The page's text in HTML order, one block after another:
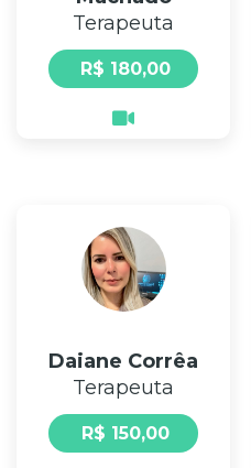
Terapeuta
R$ 180,00
Daiane Corrêa
Terapeuta
R$ 150,00